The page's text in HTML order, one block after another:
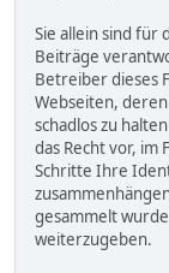
Sie allein sind für
Beiträge
Betreiber dieses
Webseiten,
schadlos zu
das Recht vor,
Schritte Ihre
gesammelt
weiterzugeben.